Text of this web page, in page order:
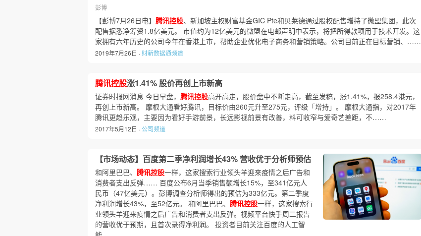
彭博
【彭博7月26日电】 腾讯控股、新加坡主权财富基金GIC Pte和贝莱德通过股权配售增持了微盟集团，此次
配售据悉净筹资1.8亿美元。 市值约为12亿美元的微盟在电邮声明中表示，将把所得款项用于技术开发。这
家拥有六年历史的公司今年在香港上市，帮助企业优化电子商务和营销策略。公司目前正在目标营销、……
2019年7月26日 · 财新数据通频道
腾讯控股涨1.41% 股价再创上市新高
证券时报网消息 今日早盘， 腾讯控股高开高走，股价盘中不断走高，截至发稿，涨1.41%，报258.4港元，
再创上市新高。 摩根大通看好腾讯，目标价由260元升至275元，评级「增持」。 摩根大通指，对2017年
腾讯更趋乐观，主要因为看好手游前景，长远影视前景有改善，料可收窄与爱奇艺差距，不……
2017年5月12日 · 公司频道
【市场动态】百度第二季净利润增长43% 营收优于分析师预估
和阿里巴巴、 腾讯控股一样，这家搜索行业领头羊迎来疫情之后广告和
消费者支出反弹…… 百度公布6月当季销售额增长15%，至341亿元人
民币（47亿美元）。彭博调查分析师得出的预估为333亿元。第二季度
净利润增长43%，至52亿元。 和阿里巴巴、 腾讯控股一样，这家搜索行
业领头羊迎来疫情之后广告和消费者支出反弹。视频平台快手周二报告
的营收优于预期，且首次录得净利润。 投资者目前关注百度的人工智